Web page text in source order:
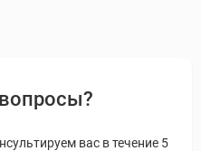
вас в течение 5